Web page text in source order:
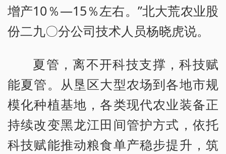
增产10％—15％左右。”北大荒农业股
份二九〇分公司技术人员杨晓虎说。
夏管，离不开科技支撑，科技赋
能夏管。从垦区大型农场到各地市规
模化种植基地，各类现代农业装备正
持续改变黑龙江田间管护方式，依托
科技赋能推动粮食单产稳步提升，筑